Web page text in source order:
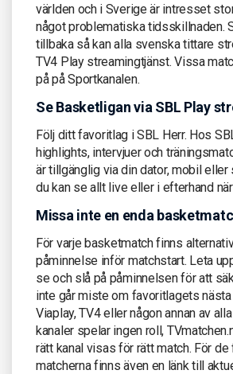
världen och i Sverige är intresset
något problematiska tidsskillnaden.
tillbaka så kan alla svenska tittare
TV4 Play streamingtjänst. Vissa
på på Sportkanalen.
Se Basketligan via SBL Play
Följ ditt favoritlag i SBL Herr. Hos
highlights, intervjuer och
är tillgänglig via din dator, mobil eller
du kan se allt live eller i efterhand
Missa inte en enda
För varje basketmatch finns
påminnelse inför matchstart. Leta
se och slå på påminnelsen för att
inte går miste om favoritlagets nästa
Viaplay, TV4 eller någon annan av
kanaler spelar ingen roll,
rätt kanal visas för rätt match. För
matcherna finns även en länk till